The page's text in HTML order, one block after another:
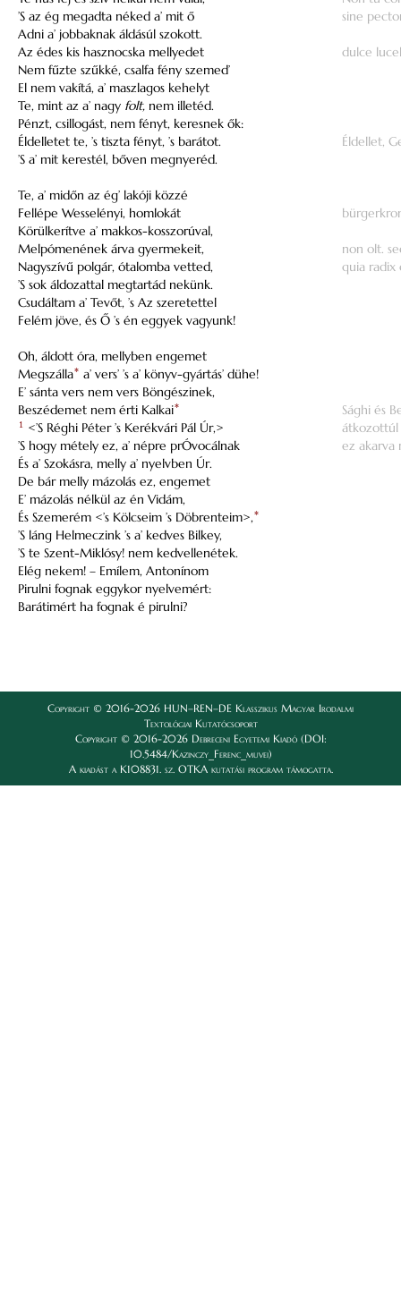
’S az ég megadta néked a’ mit ő
Adni a’ jobbaknak áldásúl szokott.
Az édes kis hasznocska mellyedet
Nem fűzte szűkké, csalfa fény szemed’
El nem vakítá, a’ maszlagos kehelyt
Te, mint az a’ nagy folt, nem illetéd.
Pénzt, csillogást, nem fényt, keresnek ők:
Éldelletet te, ’s tiszta fényt, ’s barátot.
’S a’ mit kerestél, bőven megnyeréd.
Te, a’ midőn az ég’ lakóji közzé
Fellépe Wesselényi, homlokát
Körülkerítve a’ makkos-kosszorúval,
Melpómenének árva gyermekeit,
Nagyszívű polgár, ótalomba vetted,
’S sok áldozattal megtartád nekünk.
Csudáltam a’ Tevőt, ’s Az szeretettel
Felém jöve, és Ő ’s én eggyek vagyunk!
Oh, áldott óra, mellyben engemet
Megszálla* a’ vers’ ’s a’ könyv-gyártás’ dühe!
E’ sánta vers nem vers Böngészinek,
Beszédemet nem érti Kalkai*
1
<’S Réghi Péter ’s Kerékvári Pál Úr,>
’S hogy métely ez, a’ népre prÓvocálnak
És a’ Szokásra, melly a’ nyelvben Úr.
De bár melly mázolás ez, engemet
E’ mázolás nélkül az én Vidám,
És Szemerém <’s Kölcseim ’s Döbrenteim>,*
’S láng Helmeczink ’s a’ kedves Bilkey,
’S te Szent-Miklósy! nem kedvellenétek.
Elég nekem! – Emílem, Antonínom
Pirulni fognak eggykor nyelvemért:
Barátimért ha fognak é pirulni?
sine
dulce
Éldellet,
non olt.
quia radix
Sághi és
átkozottúl
ez akarva
Copyright © 2016-2026 HUN–REN–DE Klasszikus Magyar Irodalmi
Textológiai Kutatócsoport
Copyright © 2016-2026 Debreceni Egyetemi Kiadó (DOI:
10.5484/Kazinczy_Ferenc_muvei)
A kiadást a K108831. sz. OTKA kutatási program támogatta.